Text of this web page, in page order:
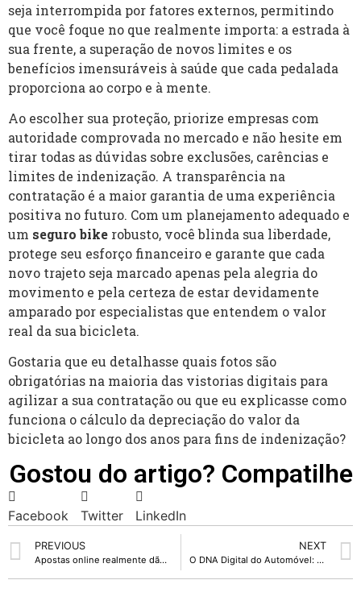
seja interrompida por fatores externos, permitindo
que você foque no que realmente importa: a estrada à
sua frente, a superação de novos limites e os
benefícios imensuráveis à saúde que cada pedalada
proporciona ao corpo e à mente.
Ao escolher sua proteção, priorize empresas com
autoridade comprovada no mercado e não hesite em
tirar todas as dúvidas sobre exclusões, carências e
limites de indenização. A transparência na
contratação é a maior garantia de uma experiência
positiva no futuro. Com um planejamento adequado e
um seguro bike robusto, você blinda sua liberdade,
protege seu esforço financeiro e garante que cada
novo trajeto seja marcado apenas pela alegria do
movimento e pela certeza de estar devidamente
amparado por especialistas que entendem o valor
real da sua bicicleta.
Gostaria que eu detalhasse quais fotos são
obrigatórias na maioria das vistorias digitais para
agilizar a sua contratação ou que eu explicasse como
funciona o cálculo da depreciação do valor da
bicicleta ao longo dos anos para fins de indenização?
Gostou do artigo? Compatilhe
Facebook Twitter LinkedIn
PREVIOUS
Apostas online realmente dão lucro? Entenda a realidade
NEXT
O DNA Digital do Automóvel: Por Que Consultar Placa de Veículo é o Passo Vital para Negócios Seguros